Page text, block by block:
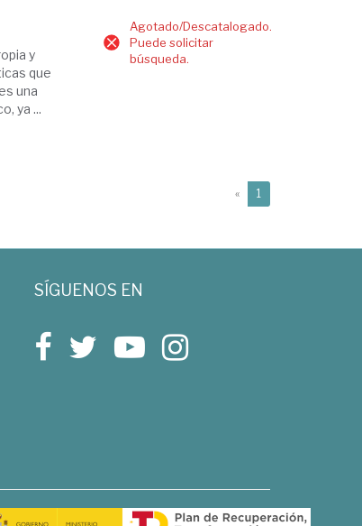
y
que
una
ya ...
Agotado/Descatalogado.
Puede solicitar
búsqueda.
« 1
SÍGUENOS EN